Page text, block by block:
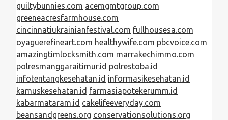
guiltybunnies.com acemgmtgroup.com
greeneacresfarmhouse.com
cincinnatiukrainianfestival.com fullhousesa.com
oyaguerefineart.com healthywife.com pbcvoice.com
amazingtimlocksmith.com marrakechimmo.com
polresmanggaraitimur.id polrestoba.id
infotentangkesehatan.id informasikesehatan.id
kamuskesehatan.id farmasiapotekerumm.id
kabarmataram.id cakelifeeveryday.com
beansandgreens.org conservationsolutions.org